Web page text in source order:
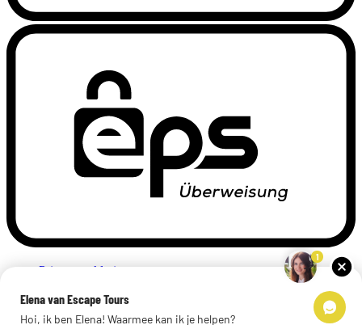
Privacyverklaring
Links
1
Elena van Escape Tours
Hoi, ik ben Elena! Waarmee kan ik je helpen?